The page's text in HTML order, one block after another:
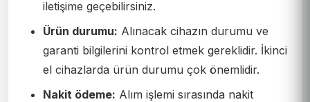
iletişime geçebilirsiniz.
Ürün durumu: Alınacak cihazın durumu ve
garanti bilgilerini kontrol etmek gereklidir. İkinci
el cihazlarda ürün durumu çok önemlidir.
Nakit ödeme: Alım işlemi sırasında nakit